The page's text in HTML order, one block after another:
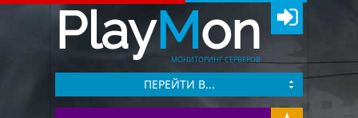
PlayMon
МОНИТОРИНГ СЕРВЕРОВ
ПЕРЕЙТИ В...